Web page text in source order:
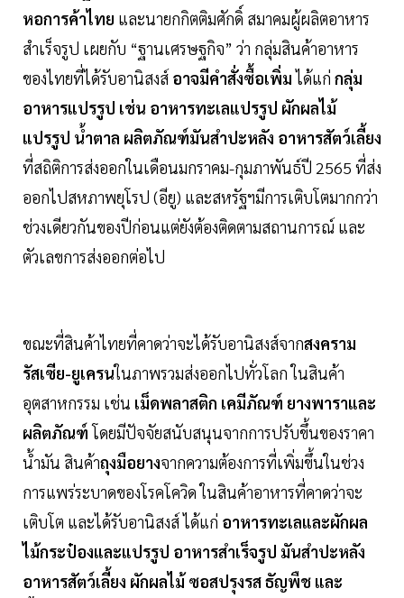
หอการค้าไทย และนายกกิตติมศักดิ์ สมาคมผู้ผลิตอาหาร
สำเร็จรูป เผยกับ “ฐานเศรษฐกิจ” ว่า กลุ่มสินค้าอาหาร
ของไทยที่ได้รับอานิสงส์ อาจมีคำสั่งซื้อเพิ่มได้แก่ กลุ่ม
อาหารแปรรูป เช่น อาหารทะเลแปรรูป ผักผลไม้
แปรรูป น้ำตาล ผลิตภัณฑ์มันสำปะหลัง อาหารสัตว์เลี้ยง
ที่สถิติการส่งออกในเดือนมกราคม-กุมภาพันธ์ปี 2565 ที่ส่ง
ออกไปสหภาพยุโรป (อียู) และสหรัฐฯมีการเติบโตมากกว่า
ช่วงเดียวกันของปีก่อนแต่ยังต้องติดตามสถานการณ์ และ
ตัวเลขการส่งออกต่อไป
ขณะที่สินค้าไทยที่คาดว่าจะได้รับอานิสงส์จากสงคราม
รัสเซีย-ยูเครนในภาพรวมส่งออกไปทั่วโลก ในสินค้า
อุตสาหกรรม เช่น เม็ดพลาสติก เคมีภัณฑ์ ยางพาราและ
ผลิตภัณฑ์โดยมีปัจจัยสนับสนุนจากการปรับขึ้นของราคา
น้ำมัน สินค้าถุงมือยางจากความต้องการที่เพิ่มขึ้นในช่วง
การแพร่ระบาดของโรคโควิด ในสินค้าอาหารที่คาดว่าจะ
เติบโต และได้รับอานิสงส์ ได้แก่ อาหารทะเลและผักผล
ไม้กระป๋องและแปรรูป อาหารสำเร็จรูป มันสำปะหลัง
อาหารสัตว์เลี้ยง ผักผลไม้ ซอสปรุงรส ธัญพืช และ